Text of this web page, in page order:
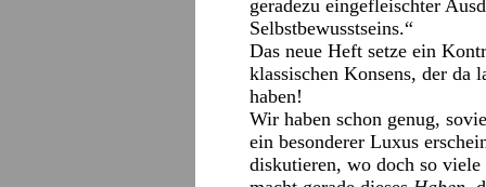
geradezu eingefleischter
Selbstbewusstseins.“
Das neue Heft setze ein
klassischen Konsens, der da
haben!
Wir haben schon genug,
ein besonderer Luxus
diskutieren, wo doch so viele